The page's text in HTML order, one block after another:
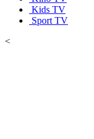
Kids TV
Sport TV
<